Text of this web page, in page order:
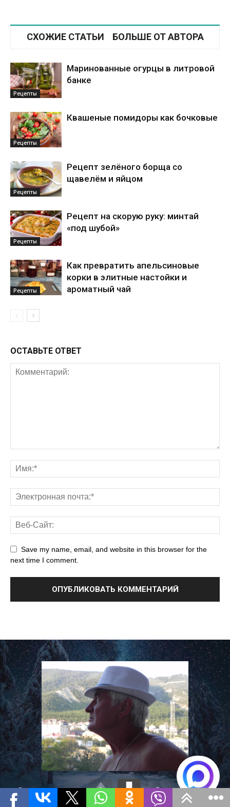
СХОЖИЕ СТАТЬИ БОЛЬШЕ ОТ АВТОРА
Рецепты
Маринованные огурцы в литровой
банке
Рецепты
Квашеные помидоры как бочковые
Рецепты
Рецепт зелёного борща со
щавелём и яйцом
Рецепты
Рецепт на скорую руку: минтай
«под шубой»
Рецепты
Как превратить апельсиновые
корки в элитные настойки и
ароматный чай
ОСТАВЬТЕ ОТВЕТ
Save my name, email, and website in this browser for the
next time I comment.
Советы о повседневной жизни и способы выживания в
необычных и чрезвычайных ситуациях (Блог Валерия